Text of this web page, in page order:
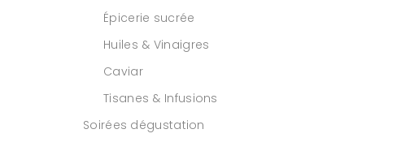
Épicerie sucrée
Huiles & Vinaigres
Caviar
Tisanes & Infusions
Soirées dégustation